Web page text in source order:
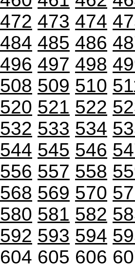
472 473 474
484 485 486
496 497 498
508 509 510
520 521 522
532 533 534
544 545 546
556 557 558
568 569 570
580 581 582
592 593 594
604 605 606